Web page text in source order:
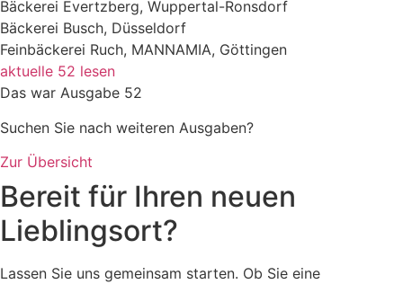
Bäckerei Evertzberg, Wuppertal-Ronsdorf
Bäckerei Busch, Düsseldorf
Feinbäckerei Ruch, MANNAMIA, Göttingen
aktuelle 52 lesen
Das war Ausgabe 52
Suchen Sie nach weiteren Ausgaben?
Zur Übersicht
Bereit für Ihren neuen
Lieblingsort?
Lassen Sie uns gemeinsam starten. Ob Sie eine